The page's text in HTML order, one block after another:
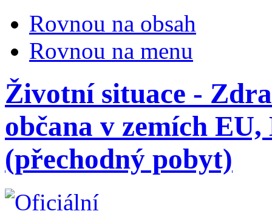
Rovnou na obsah
Rovnou na menu
Životní situace -
občana v zemích
(přechodný pobyt)